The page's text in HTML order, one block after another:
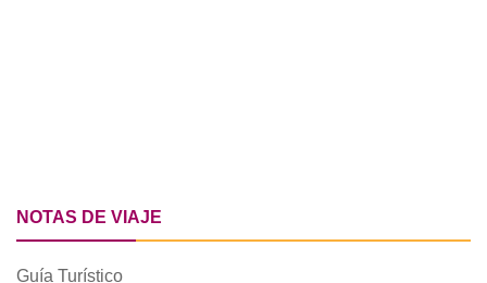
NOTAS DE VIAJE
Guía Turístico